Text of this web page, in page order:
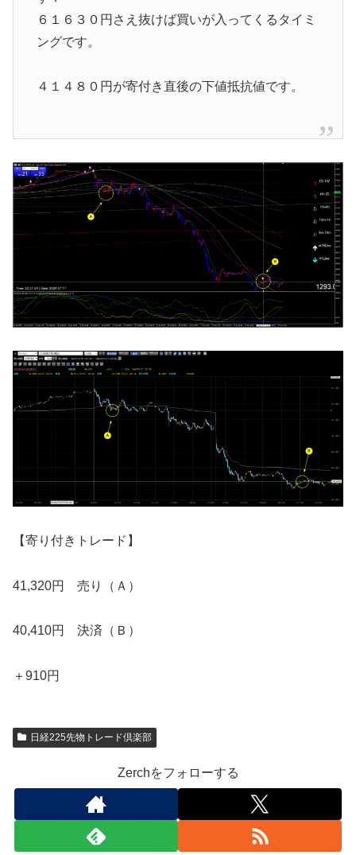
６１６３０円さえ抜けば買いが入ってくるタイミ
ングです。
４１４８０円が寄付き直後の下値抵抗値です。
【寄り付きトレード】
41,320円 売り（Ａ）
40,410円 決済（Ｂ）
＋910円
日経225先物トレード倶楽部
Zerchをフォローする